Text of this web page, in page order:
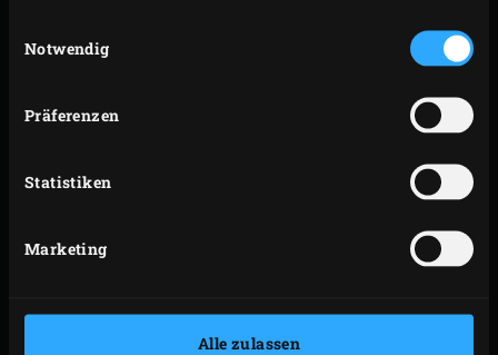
Notwendig
Präferenzen
Statistiken
Marketing
Alle zulassen
dieser Temperatur etwa 90 Minuten räuchern
Nach 90 Minuten die Temperatur des EGGs auf
Temperatur etwa 60 Minuten lang weitergaren.
vor, in die die
Die Ribs und den Bratkorb mit den Spareribs aus